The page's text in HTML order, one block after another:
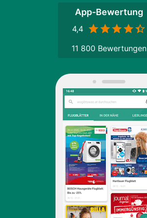
App-Bewertung
4,4
11 800 Bewertungen